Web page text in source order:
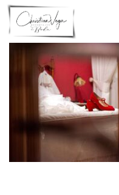
Saltar
contenido